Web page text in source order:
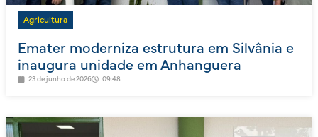
Agricultura
Emater moderniza estrutura em Silvânia e
inaugura unidade em Anhanguera
23 de junho de 2026 09:48